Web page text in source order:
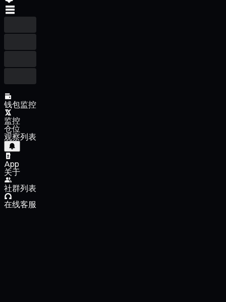
钱包监控
监控
仓位
观察列表
App
关于
社群列表
在线客服